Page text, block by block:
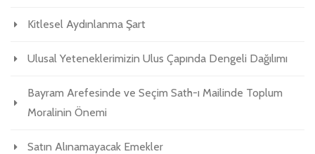
Kitlesel Aydınlanma Şart
Ulusal Yeteneklerimizin Ulus Çapında Dengeli Dağılımı
Bayram Arefesinde ve Seçim Sath-ı Mailinde Toplum
Moralinin Önemi
Satın Alınamayacak Emekler